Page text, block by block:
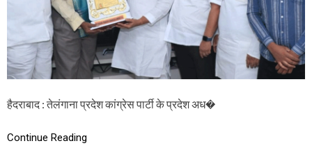
म
हे
श
कु
मा
गौ
हैदराबाद : तेलंगाना प्रदेश कांग्रेस पार्टी के प्रदेश अध�
Continue Reading